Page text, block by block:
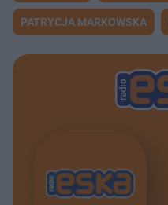
PATRYCJA MARKOWSKA